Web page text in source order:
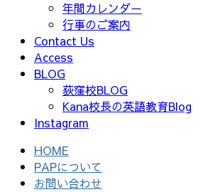
年間カレンダー
行事のご案内
Contact Us
Access
BLOG
荻窪校BLOG
Kana校長の英語教育Blog
Instagram
HOME
PAPについて
お問い合わせ